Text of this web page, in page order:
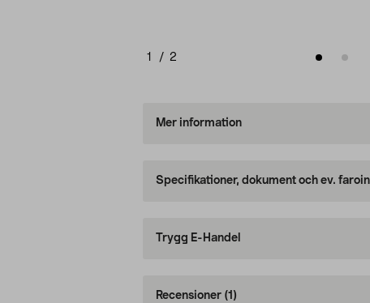
1 / 2
Mer information
Specifikationer, dokument och ev.
Trygg E-Handel
Recensioner (1)